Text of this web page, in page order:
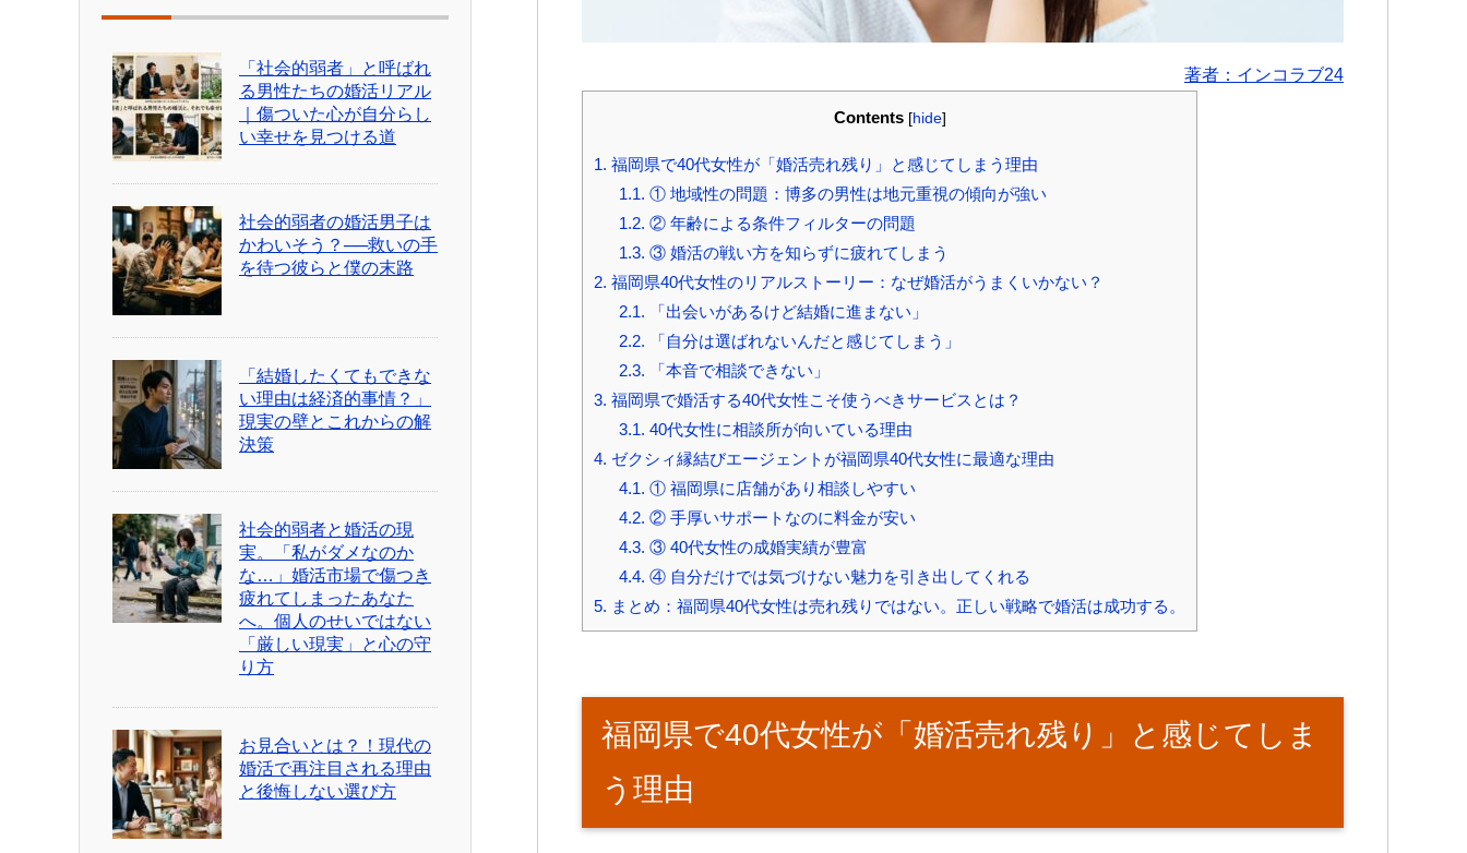
著者：インコラブ24
Contents [hide]
1. 福岡県で40代女性が「婚活売れ残り」と感じてしまう理由
1.1. ① 地域性の問題：博多の男性は地元重視の傾向が強い
1.2. ② 年齢による条件フィルターの問題
1.3. ③ 婚活の戦い方を知らずに疲れてしまう
2. 福岡県40代女性のリアルストーリー：なぜ婚活がうまくいかない？
2.1. 「出会いがあるけど結婚に進まない」
2.2. 「自分は選ばれないんだと感じてしまう」
2.3. 「本音で相談できない」
3. 福岡県で婚活する40代女性こそ使うべきサービスとは？
3.1. 40代女性に相談所が向いている理由
4. ゼクシィ縁結びエージェントが福岡県40代女性に最適な理由
4.1. ① 福岡県に店舗があり相談しやすい
4.2. ② 手厚いサポートなのに料金が安い
4.3. ③ 40代女性の成婚実績が豊富
4.4. ④ 自分だけでは気づけない魅力を引き出してくれる
5. まとめ：福岡県40代女性は売れ残りではない。正しい戦略で婚活は成功する。
福岡県で40代女性が「婚活売れ残り」と感じてしま
う理由
「社会的弱者」と呼ばれ
る男性たちの婚活リアル
｜傷ついた心が自分らし
い幸せを見つける道
社会的弱者の婚活男子は
かわいそう？──救いの手
を待つ彼らと僕の末路
「結婚したくてもできな
い理由は経済的事情？」
現実の壁とこれからの解
決策
社会的弱者と婚活の現
実。「私がダメなのか
な…」婚活市場で傷つき
疲れてしまったあなた
へ。個人のせいではない
「厳しい現実」と心の守
り方
お見合いとは？！現代の
婚活で再注目される理由
と後悔しない選び方